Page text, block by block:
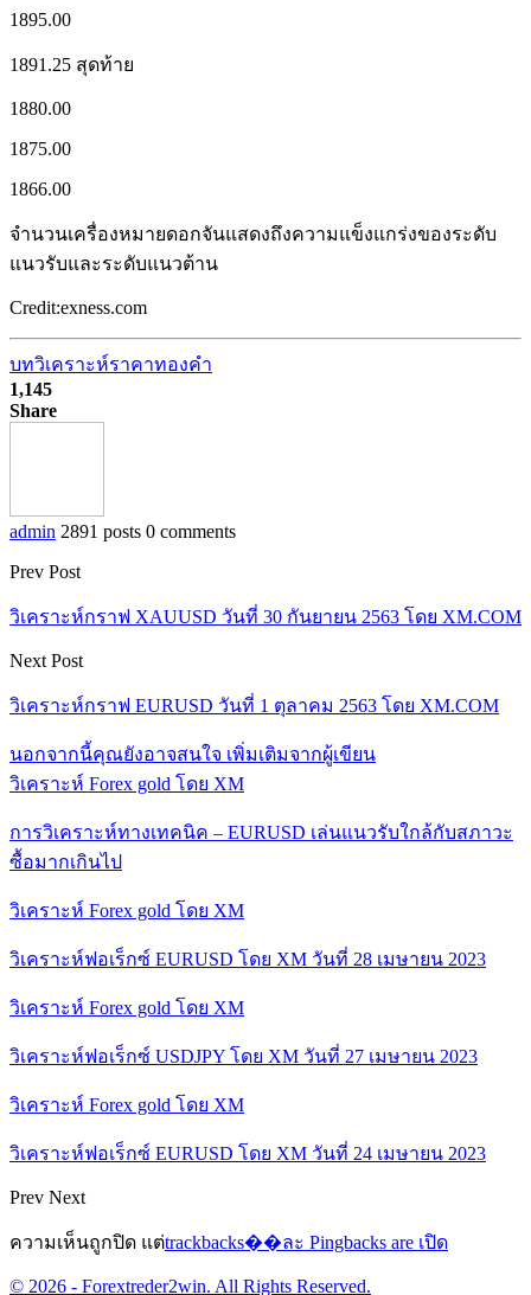
1895.00
1891.25 สุดท้าย
1880.00
1875.00
1866.00
จำนวนเครื่องหมายดอกจันแสดงถึงความแข็งแกร่งของระดับ
แนวรับและระดับแนวต้าน
Credit:exness.com
บทวิเคราะห์ราคาทองคำ
1,145
Share
admin 2891 posts 0 comments
Prev Post
วิเคราะห์กราฟ XAUUSD วันที่ 30 กันยายน 2563 โดย XM.COM
Next Post
วิเคราะห์กราฟ EURUSD วันที่ 1 ตุลาคม 2563 โดย XM.COM
นอกจากนี้คุณยังอาจสนใจ เพิ่มเติมจากผู้เขียน
วิเคราะห์ Forex gold โดย XM
การวิเคราะห์ทางเทคนิค – EURUSD เล่นแนวรับใกล้กับสภาวะ
ซื้อมากเกินไป
วิเคราะห์ Forex gold โดย XM
วิเคราะห์ฟอเร็กซ์ EURUSD โดย XM วันที่ 28 เมษายน 2023
วิเคราะห์ Forex gold โดย XM
วิเคราะห์ฟอเร็กซ์ USDJPY โดย XM วันที่ 27 เมษายน 2023
วิเคราะห์ Forex gold โดย XM
วิเคราะห์ฟอเร็กซ์ EURUSD โดย XM วันที่ 24 เมษายน 2023
Prev Next
ความเห็นถูกปิด แต่trackbacks��ละ Pingbacks are เปิด
© 2026 - Forextreder2win. All Rights Reserved.